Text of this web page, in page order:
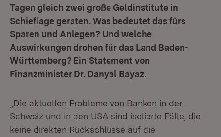
Tagen gleich zwei große Geldinstitute in
Schieflage geraten. Was bedeutet das fürs
Sparen und Anlegen? Und welche
Auswirkungen drohen für das Land Baden-
Württemberg? Ein Statement von
Finanzminister Dr. Danyal Bayaz.
„Die aktuellen Probleme von Banken in der
Schweiz und in den USA sind isolierte Fälle, die
keine direkten Rückschlüsse auf die